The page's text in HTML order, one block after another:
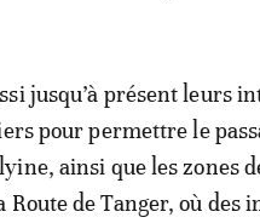
jusqu’à présent leurs
pour permettre le
ainsi que les zones
de Tanger, où des